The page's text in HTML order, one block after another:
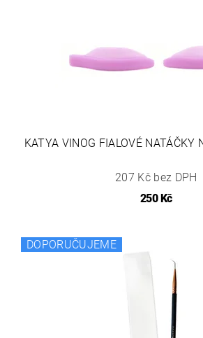
KATYA VINOG FIALOVÉ NATÁČKY
207 Kč bez DPH
250 Kč
DOPORUČUJEME